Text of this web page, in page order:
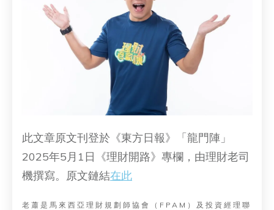
此文章原文刊登於《東方日報》「龍門陣」
2025年5月1日《理財開路》專欄，由理財老司
機撰寫。原文鏈結在此
老蕭是馬來西亞理財規劃師協會（FPAM）及投資經理聯